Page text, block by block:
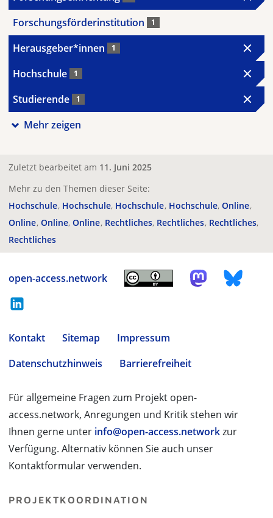
Forschungsförderinstitution 1
Herausgeber*innen 1
Hochschule 1
Studierende 1
Mehr zeigen
Zuletzt bearbeitet am 11. Juni 2025
Mehr zu den Themen dieser Seite:
Hochschule Hochschule Hochschule Hochschule Online
Online Online Online Rechtliches Rechtliches Rechtliches
Rechtliches
open-access.network
Kontakt Sitemap
Impressum
Datenschutzhinweis
Barrierefreiheit
Für allgemeine Fragen zum Projekt open-
access.network, Anregungen und Kritik stehen wir
Ihnen gerne unter info@open-access.networkzur
Verfügung. Alternativ können Sie auch unser
Kontaktformular verwenden.
PROJEKTKOORDINATION